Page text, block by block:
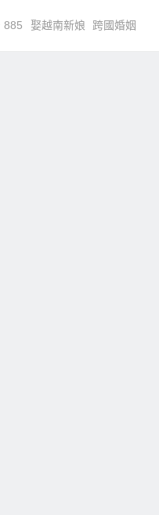
885 娶越南新娘 跨國婚姻